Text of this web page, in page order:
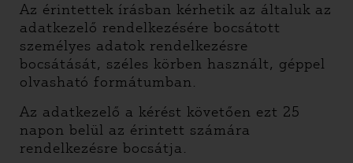
Az érintettek írásban kérhetik az általuk az
adatkezelő rendelkezésére bocsátott
személyes adatok rendelkezésre
bocsátását, széles körben használt, géppel
olvasható formátumban.
Az adatkezelő a kérést követően ezt 25
napon belül az érintett számára
rendelkezésre bocsátja.